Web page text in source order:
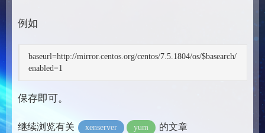
例如
baseurl=http://mirror.centos.org/centos/7.5.1804/os/$basearch/
enabled=1
保存即可。
继续浏览有关 xenserver yum 的文章